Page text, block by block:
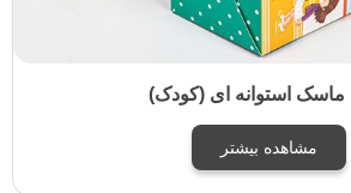
ماسک استوانه ای (کودک)
مشاهده بیشتر